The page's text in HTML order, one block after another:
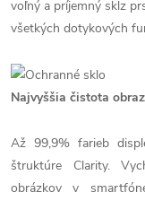
voľný a príjemný sklz
všetkých dotykových
Najvyššia čistota
Až 99,9% farieb
štruktúre Clarity.
obrázkov v